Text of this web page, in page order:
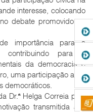
interesse, colocando
debate promovido ao
importância para a
contribuindo para o
da democracia e
uma participação ativa
democráticos.
Dr.ª Helga Correia pela
transmitida aos